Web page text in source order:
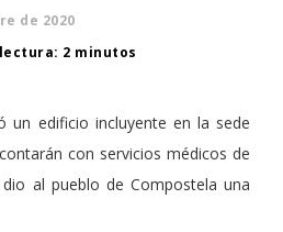
de 2020
2 minutos
un edificio incluyente en la sede
con servicios médicos de
al pueblo de Compostela una